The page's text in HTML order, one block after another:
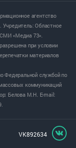
агентство
Областное
«Медиа 73».
при условии
материалов
Федеральной службой по
коммуникаций
Белова М.Н. E-mail:
VK892634